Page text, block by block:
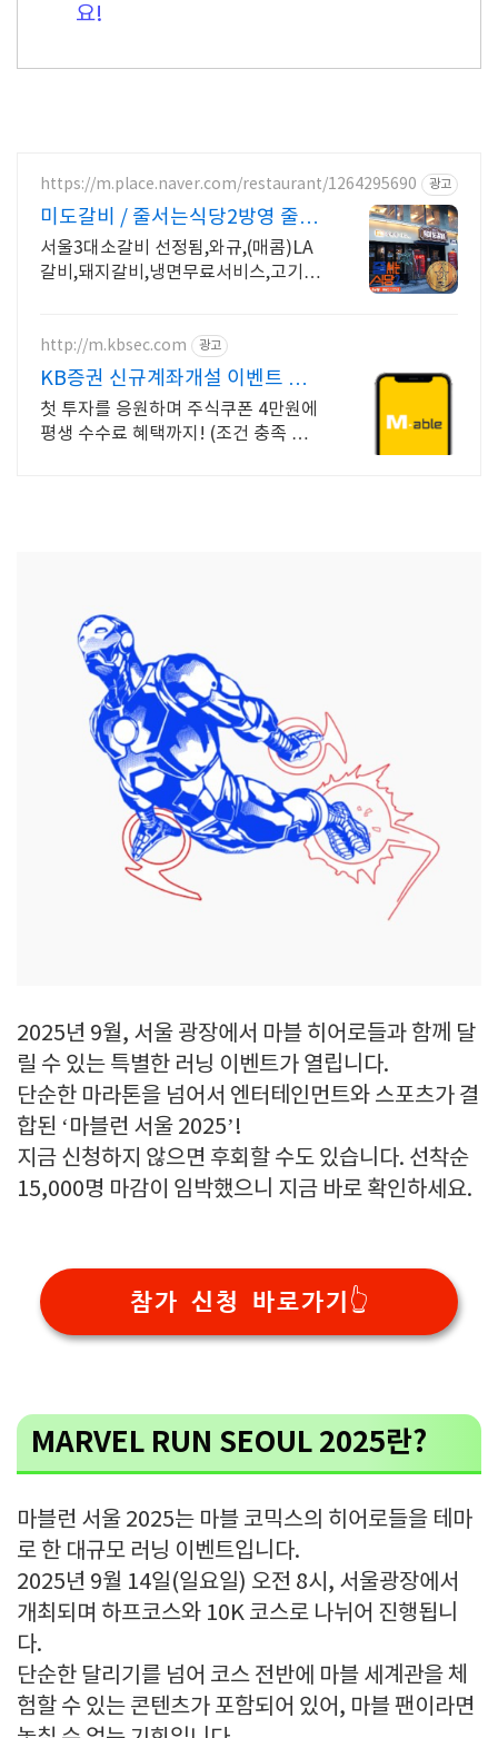
요!
https://m.place.naver.com/restaurant/1264295690 광고
미도갈비 / 줄서는식당2방영 줄슐
랭선정됨(서울3대소갈비)
서울3대소갈비 선정됨,와규,(매콤)LA
갈비,돼지갈비,냉면무료서비스,고기구
http://m.kbsec.com 광고
KB증권 신규계좌개설 이벤트 국
내주식쿠폰 최대 5만원
첫 투자를 응원하며 주식쿠폰 4만원에
평생 수수료 혜택까지! (조건 충족 시)
2025년 9월, 서울 광장에서 마블 히어로들과 함께 달
릴 수 있는 특별한 러닝 이벤트가 열립니다.
단순한 마라톤을 넘어서 엔터테인먼트와 스포츠가 결
합된 ‘마블런 서울 2025’!
지금 신청하지 않으면 후회할 수도 있습니다. 선착순
15,000명 마감이 임박했으니 지금 바로 확인하세요.
참가 신청 바로가기👆
MARVEL RUN SEOUL 2025란?
마블런 서울 2025는 마블 코믹스의 히어로들을 테마
로 한 대규모 러닝 이벤트입니다.
2025년 9월 14일(일요일) 오전 8시, 서울광장에서
개최되며 하프코스와 10K 코스로 나뉘어 진행됩니
다.
단순한 달리기를 넘어 코스 전반에 마블 세계관을 체
험할 수 있는 콘텐츠가 포함되어 있어, 마블 팬이라면